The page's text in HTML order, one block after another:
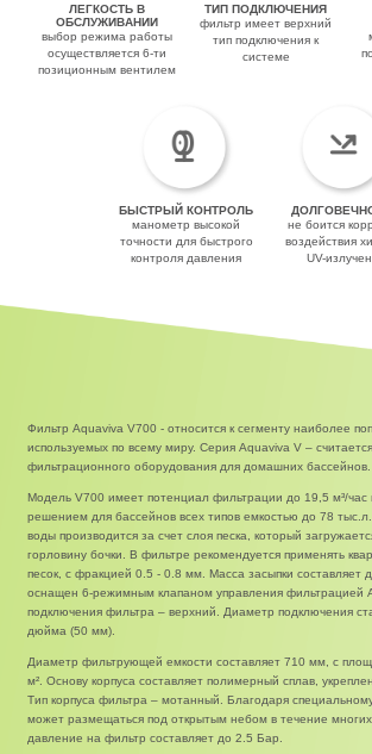
ЛЕГКОСТЬ В
ОБСЛУЖИВАНИИ
выбор режима работы
осуществляется 6-ти
позиционным вентилем
ТИП ПОДКЛЮЧЕНИЯ
фильтр имеет верхний
тип подключения к
системе
БЫСТРЫЙ КОНТРОЛЬ
манометр высокой
точности для быстрого
контроля давления
не боится
воздействия
UV-
Фильтр Aquaviva V700 - относится к сегменту наиболее
используемых по всему миру. Серия Aquaviva V –
фильтрационного оборудования для домашних бассейнов.
Модель V700 имеет потенциал фильтрации до 19,5 м³/час
решением для бассейнов всех типов емкостью до 78 тыс.л.
воды производится за счет слоя песка, который
горловину бочки. В фильтре рекомендуется применять
песок, с фракцией 0.5 - 0.8 мм. Масса засыпки составляет
оснащен 6-режимным клапаном управления фильтрацией
подключения фильтра – верхний. Диаметр подключения
дюйма (50 мм).
Диаметр фильтрующей емкости составляет 710 мм, с
м². Основу корпуса составляет полимерный сплав,
Тип корпуса фильтра – мотанный. Благодаря
может размещаться под открытым небом в течение
давление на фильтр составляет до 2.5 Бар.